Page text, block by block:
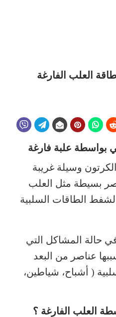
العلب الفارغة
بواسطة علبة فارغة
وسيلة غريبة
بسيطة مثل العلب
الطاقات السلبية
حالة المشاكل التي
عناصر من البعد
( أشباح، شياطين،
العلب الفارغة ؟